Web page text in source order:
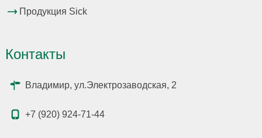
Продукция Sick
Контакты
Владимир, ул.Электрозаводская, 2
+7 (920) 924-71-44